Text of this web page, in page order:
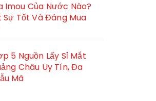
Imou Của Nước Nào?
Sự Tốt Và Đáng Mua
5 Nguồn Lấy Sỉ Mắt
Châu Uy Tín, Đa
Mã